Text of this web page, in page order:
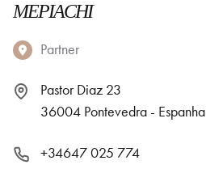
MEPIACHI
Partner
Pastor Diaz 23
36004 Pontevedra - Espanha
+34647 025 774